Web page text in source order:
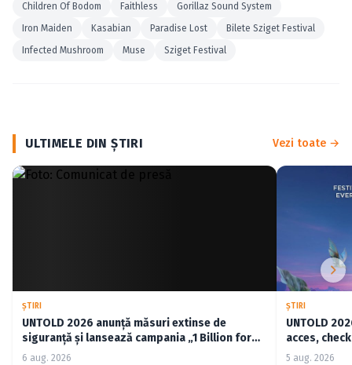
Children Of Bodom Faithless
Gorillaz Sound System
Iron Maiden
Kasabian Paradise Lost
Bilete Sziget Festival
Infected Mushroom
Muse Sziget Festival
ULTIMELE DIN ŞTIRI Vezi toate →
ŞTIRI
UNTOLD 2026 anunță măsuri extinse de
siguranță și lansează campania „1 Billion for
Good”
6 aug. 2026
ŞTIRI
UNTOLD
acces,
5 aug. 2026